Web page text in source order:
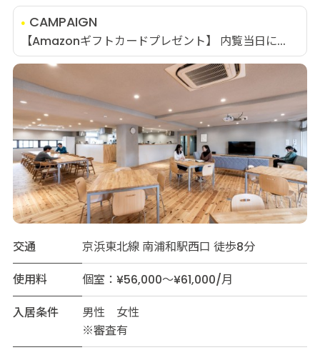
CAMPAIGN
【Amazonギフトカードプレゼント】 内覧当日に...
交通
京浜東北線 南浦和駅西口 徒歩8分
使用料
個室：¥56,000～¥61,000/月
入居条件
男性 女性
※審査有